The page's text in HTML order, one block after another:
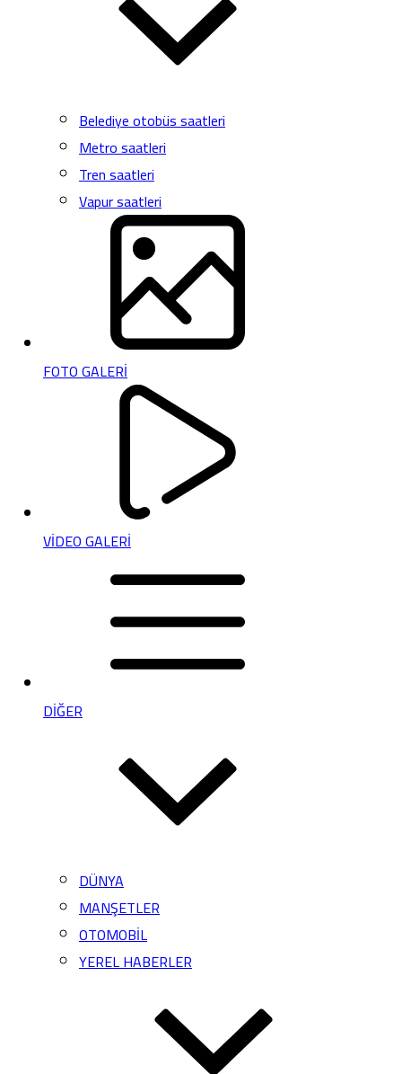
Belediye otobüs saatleri
Metro saatleri
Tren saatleri
Vapur saatleri
FOTO GALERİ
VİDEO GALERİ
DİĞER
DÜNYA
MANŞETLER
OTOMOBİL
YEREL HABERLER